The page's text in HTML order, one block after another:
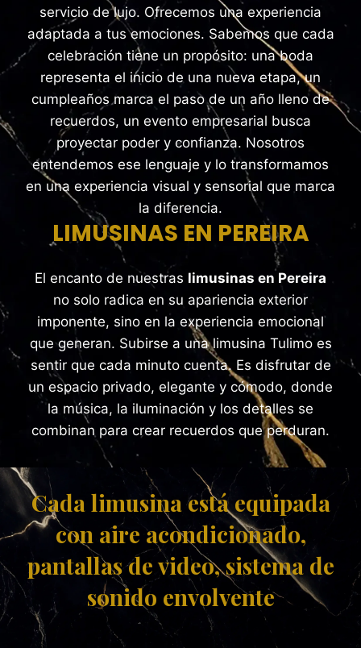
servicio de lujo. Ofrecemos una experiencia
adaptada a tus emociones. Sabemos que cada
celebración tiene un propósito: una boda
representa el inicio de una nueva etapa, un
cumpleaños marca el paso de un año lleno de
recuerdos, un evento empresarial busca
proyectar poder y confianza. Nosotros
entendemos ese lenguaje y lo transformamos
en una experiencia visual y sensorial que marca
la diferencia.
LIMUSINAS EN PEREIRA
El encanto de nuestras limusinas en Pereira
no solo radica en su apariencia exterior
imponente, sino en la experiencia emocional
que generan. Subirse a una limusina Tulimo es
sentir que cada minuto cuenta. Es disfrutar de
un espacio privado, elegante y cómodo, donde
la música, la iluminación y los detalles se
combinan para crear recuerdos que perduran.
Cada limusina está equipada
con aire acondicionado,
pantallas de video, sistema de
sonido envolvente